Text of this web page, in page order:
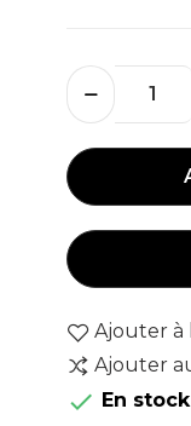
Ajouter à
Ajouter
 En stock